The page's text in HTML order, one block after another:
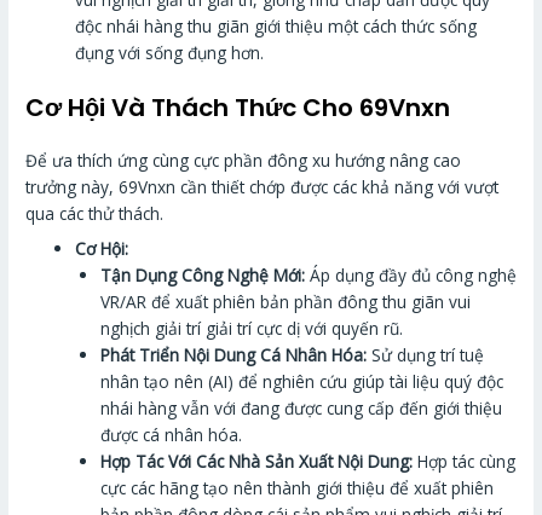
độc nhái hàng thu giãn giới thiệu một cách thức sống
đụng với sống đụng hơn.
Cơ Hội Và Thách Thức Cho 69Vnxn
Để ưa thích ứng cùng cực phần đông xu hướng nâng cao
trưởng này, 69Vnxn cần thiết chớp được các khả năng với vượt
qua các thử thách.
Cơ Hội:
Tận Dụng Công Nghệ Mới:Áp dụng đầy đủ công nghệ
VR/AR để xuất phiên bản phần đông thu giãn vui
nghịch giải trí giải trí cực dị với quyến rũ.
Phát Triển Nội Dung Cá Nhân Hóa:Sử dụng trí tuệ
nhân tạo nên (AI) để nghiên cứu giúp tài liệu quý độc
nhái hàng vẫn với đang được cung cấp đến giới thiệu
được cá nhân hóa.
Hợp Tác Với Các Nhà Sản Xuất Nội Dung:Hợp tác cùng
cực các hãng tạo nên thành giới thiệu để xuất phiên